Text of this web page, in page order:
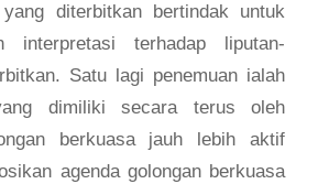
diterbitkan bertindak untuk
interpretasi terhadap liputan-
Satu lagi penemuan ialah
dimiliki secara terus oleh
berkuasa jauh lebih aktif
agenda golongan berkuasa